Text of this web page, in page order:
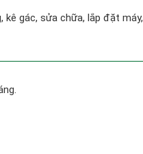
kê gác, sửa chữa, lắp đặt máy,